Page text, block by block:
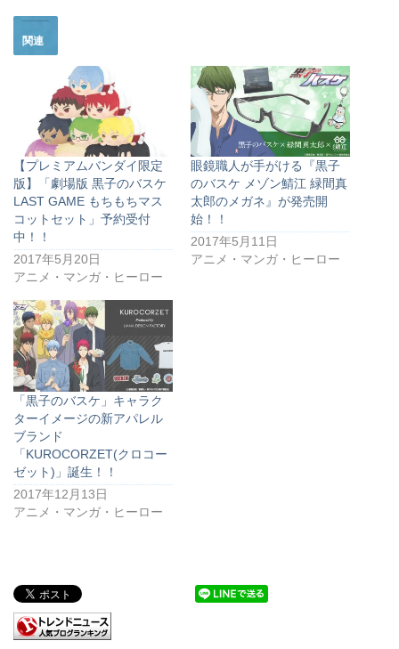
関連
【プレミアムバンダイ限定
版】「劇場版 黒子のバスケ
LAST GAME もちもちマス
コットセット」予約受付
中！！
2017年5月20日
アニメ・マンガ・ヒーロー
眼鏡職人が手がける『黒子
のバスケ メゾン鯖江 緑間真
太郎のメガネ』が発売開
始！！
2017年5月11日
アニメ・マンガ・ヒーロー
「黒子のバスケ」キャラク
ターイメージの新アパレル
ブランド
「KUROCORZET(クロコー
ゼット)」誕生！！
2017年12月13日
アニメ・マンガ・ヒーロー